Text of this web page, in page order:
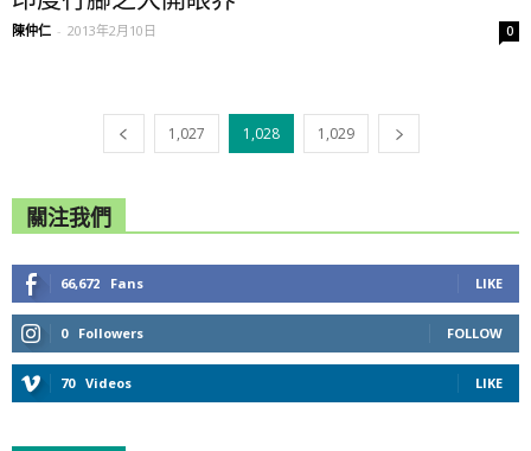
陳仲仁 - 2013年2月10日 0
1,027 1,028 1,029
關注我們
66,672 Fans LIKE
0 Followers FOLLOW
70 Videos LIKE